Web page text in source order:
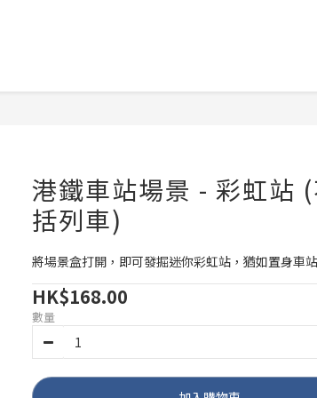
港鐵車站場景 - 彩虹站
括列車)
將場景盒打開，即可發掘迷你彩虹站，猶如置身車
HK$168.00
數量